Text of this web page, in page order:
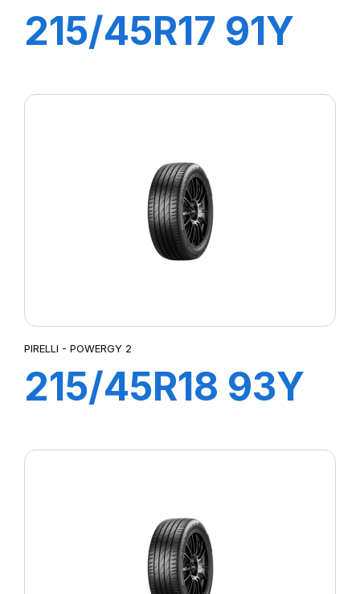
215/45R17 91Y
PIRELLI - POWERGY 2
215/45R18 93Y